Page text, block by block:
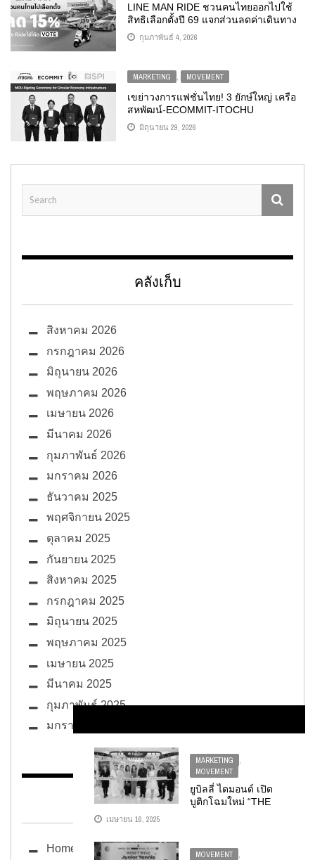
LINE MAN RIDE ชวนคนไทยออกไปใช้
สิทธิเลือกตั้งปี 69 แจกส่วนลดค่าเดินทาง
สูงสุด 50 บาท*
กุมภาพันธ์ 4, 2026
MARKETING , MOVEMENT
เขย่าวงการแฟชั่นไทย! 3 ยักษ์ใหญ่ เครือ
สหพัฒน์-ECOMMIT-ITOCHU
CORPORATION ลุยโมเดลหมุนเวียน
นำร่องระบบชุบชีวิตเสื้อผ้าเก่า สู่
มิถุนายน 29, 2026
MARKETING
,
MOVEMENT
ยูบิลลี่ ไดมอนด์ เปิด
บูติกโฉมใหม่ “THE
รังสิต ตอบรับกำลังซื้อ
เมษายน 16, 2025
MOVEMENT ,
คลังเก็บ
สิงหาคม 2026
กรกฎาคม 2026
มิถุนายน 2026
พฤษภาคม 2026
เมษายน 2026
มีนาคม 2026
กุมภาพันธ์ 2026
มกราคม 2026
ธันวาคม 2025
พฤศจิกายน 2025
ตุลาคม 2025
กันยายน 2025
สิงหาคม 2025
กรกฎาคม 2025
มิถุนายน 2025
พฤษภาคม 2025
เมษายน 2025
มีนาคม 2025
กุมภาพันธ์ 2025
มกราคม 2025
BUG ซอกแซก
Home